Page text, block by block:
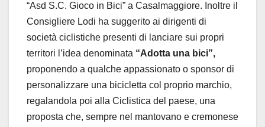
“Asd S.C. Gioco in Bici” a Casalmaggiore. Inoltre il
Consigliere Lodi ha suggerito ai dirigenti di
società ciclistiche presenti di lanciare sui propri
territori l’idea denominata “Adotta una bici”,
proponendo a qualche appassionato o sponsor di
personalizzare una bicicletta col proprio marchio,
regalandola poi alla Ciclistica del paese, una
proposta che, sempre nel mantovano e cremonese